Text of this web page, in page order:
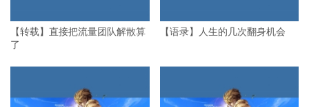
【转载】直接把流量团队解散算
了
【语录】人生的几次翻身机会